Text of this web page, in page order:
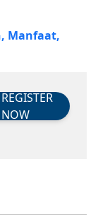
Manfaat,
REGISTER
NOW